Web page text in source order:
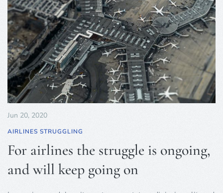
Jun 20, 2020
AIRLINES STRUGGLING
For airlines the struggle is ongoing,
and will keep going on